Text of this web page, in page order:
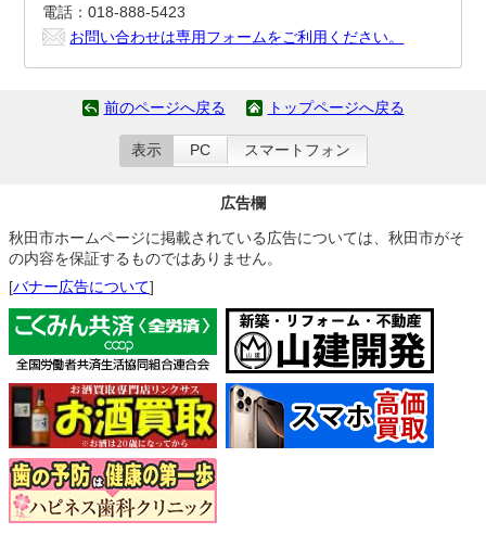
電話：018-888-5423
お問い合わせは専用フォームをご利用ください。
前のページへ戻る トップページへ戻る
表示 PC スマートフォン
広告欄
秋田市ホームページに掲載されている広告については、秋田市がそ
の内容を保証するものではありません。
[バナー広告について]